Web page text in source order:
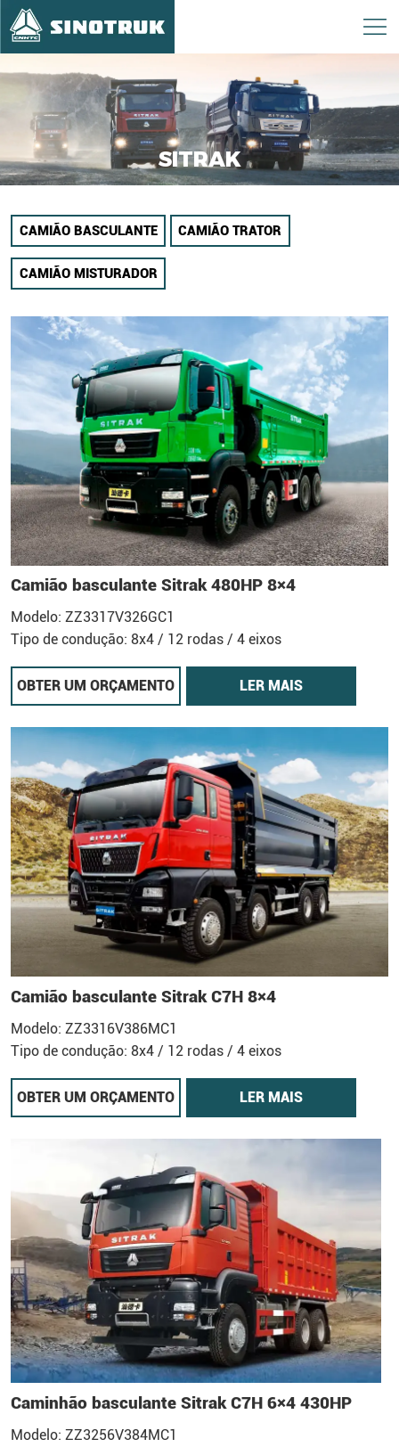
SITRAK
CAMIÃO BASCULANTE CAMIÃO TRATOR
CAMIÃO MISTURADOR
Camião basculante Sitrak 480HP 8×4
Modelo: ZZ3317V326GC1
Tipo de condução: 8x4 / 12 rodas / 4 eixos
OBTER UM ORÇAMENTO LER MAIS
Camião basculante Sitrak C7H 8×4
Modelo: ZZ3316V386MC1
Tipo de condução: 8x4 / 12 rodas / 4 eixos
OBTER UM ORÇAMENTO LER MAIS
Caminhão basculante Sitrak C7H 6×4 430HP
Modelo: ZZ3256V384MC1